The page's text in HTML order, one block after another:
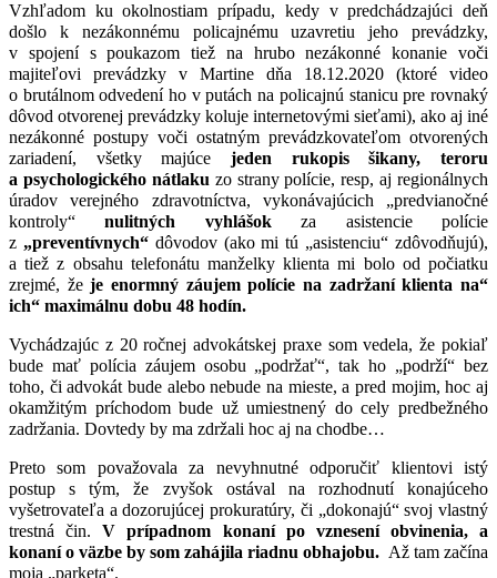
Vzhľadom ku okolnostiam prípadu, kedy v predchádzajúci deň
došlo k nezákonnému policajnému uzavretiu jeho prevádzky,
v spojení s poukazom tiež na hrubo nezákonné konanie voči
majiteľovi prevádzky v Martine dňa 18.12.2020 (ktoré video
o brutálnom odvedení ho v putách na policajnú stanicu pre rovnaký
dôvod otvorenej prevádzky koluje internetovými sieťami), ako aj iné
nezákonné postupy voči ostatným prevádzkovateľom otvorených
zariadení, všetky majúce jeden rukopis šikany, teroru
a psychologického nátlaku zo strany polície, resp, aj regionálnych
úradov verejného zdravotníctva, vykonávajúcich „predvianočné
kontroly“nulitných vyhlášokza asistencie polície
z „preventívnych“dôvodov (ako mi tú „asistenciu“ zdôvodňujú),
a tiež z obsahu telefonátu manželky klienta mi bolo od počiatku
zrejmé, žeje enormný záujem polície na zadržaní klienta na“
ich“ maximálnu dobu 48 hodín.
Vychádzajúc z 20 ročnej advokátskej praxe som vedela, že pokiaľ
bude mať polícia záujem osobu „podržať“, tak ho „podrží“ bez
toho, či advokát bude alebo nebude na mieste, a pred mojim, hoc aj
okamžitým príchodom bude už umiestnený do cely predbežného
zadržania. Dovtedy by ma zdržali hoc aj na chodbe…
Preto som považovala za nevyhnutné odporučiť klientovi istý
postup s tým, že zvyšok ostával na rozhodnutí konajúceho
vyšetrovateľa a dozorujúcej prokuratúry, či „dokonajú“ svoj vlastný
trestná čin.V prípadnom konaní po vznesení obvinenia, a
konaní o väzbe by som zahájila riadnu obhajobu. Až tam začína
moja „parketa“.